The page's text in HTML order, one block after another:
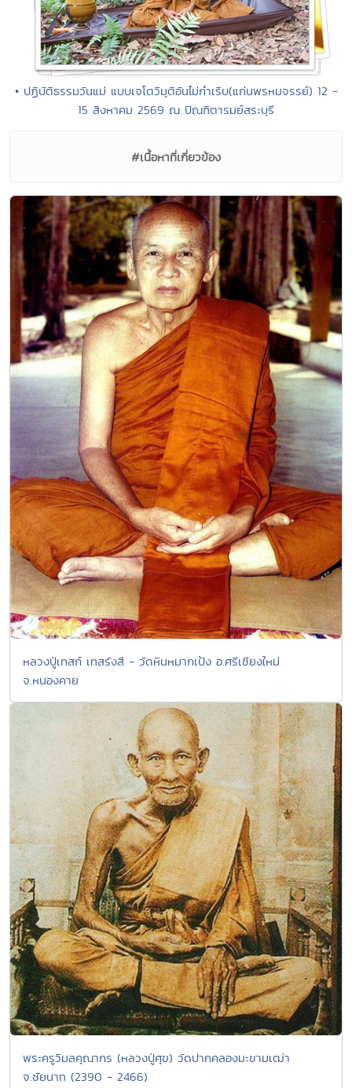
• ปฏิบัติธรรมวันแม่ แบบเจโตวิมุติอันไม่กำเริบ(แก่นพรหมจรรย์) 12 -
15 สิงหาคม 2569 ณ ปัณฑิตารมย์สระบุรี
#เนื้อหาที่เกี่ยวข้อง
หลวงปู่เทสก์ เทสรังสี - วัดหินหมากเป้ง อ.ศรีเชียงใหม่
จ.หนองคาย
พระครูวิมลคุณากร (หลวงปู่ศุข) วัดปากคลองมะขามเฒ่า
จ.ชัยนาท (2390 - 2466)